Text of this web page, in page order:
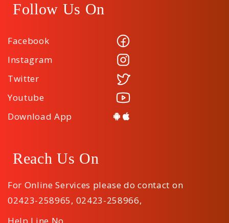
Follow Us On
Facebook
Instagram
Twitter
Youtube
Download App
Reach Us On
For Online Services please do contact on
02423-258965, 02423-258966,